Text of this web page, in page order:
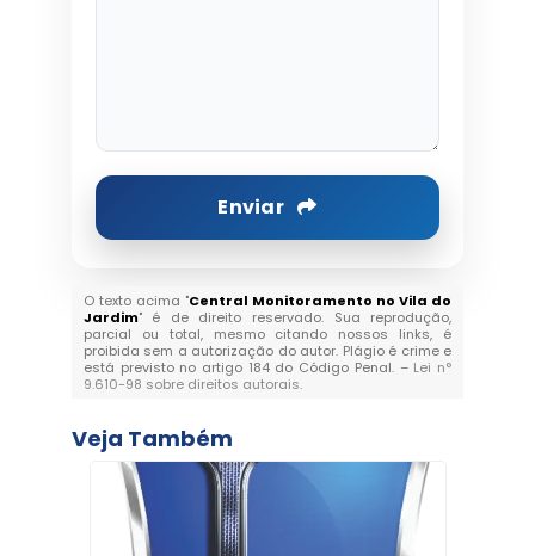
Enviar
O texto acima "Central Monitoramento no Vila do
Jardim" é de direito reservado. Sua reprodução,
parcial ou total, mesmo citando nossos links, é
proibida sem a autorização do autor. Plágio é crime e
está previsto no artigo 184 do Código Penal. – Lei n°
9.610-98 sobre direitos autorais.
Veja Também